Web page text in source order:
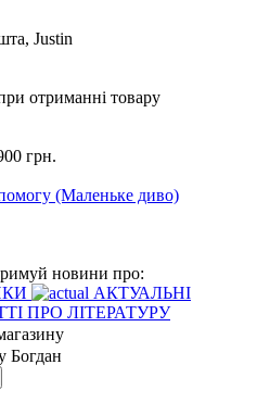
Justin
отриманні товару
грн.
(Маленьке диво)
новини про:
АКТУАЛЬНІ
ПРО ЛІТЕРАТУРУ
Богдан